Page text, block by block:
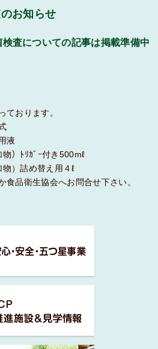
お知らせ
査についての記事は掲載準備中
ております。
式
液
）ﾄﾘｶﾞｰ付き500mℓ
）詰め替え用４ℓ
食品衛生協会へお問合せ下さい。